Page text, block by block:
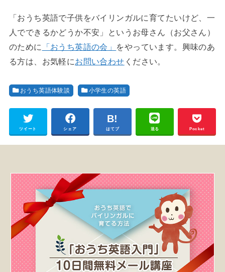
「おうち英語で子供をバイリンガルに育てたいけど、一
人でできるかどうか不安」というお母さん（お父さん）
のために
「おうち英語の会」 をやっています。興味のあ
る方は、お気軽にお問い合わせ ください。
おうち英語体験談 小学生の英語
ツイート シェア はてブ 送る Pocket